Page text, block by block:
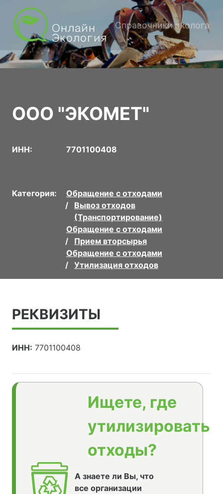
Справочники эколога
ООО "ЭКОМЕТ"
ИНН: 7701100408
Категория:
Обращение с отходами
Вывоз отходов
(Транспортирование)
Обращение с отходами
Прием вторсырья
Обращение с отходами
Утилизация отходов
РЕКВИЗИТЫ
ИНН: 7701100408
Ищете, где
утилизировать
отходы?
А знаете ли Вы, что
все организации